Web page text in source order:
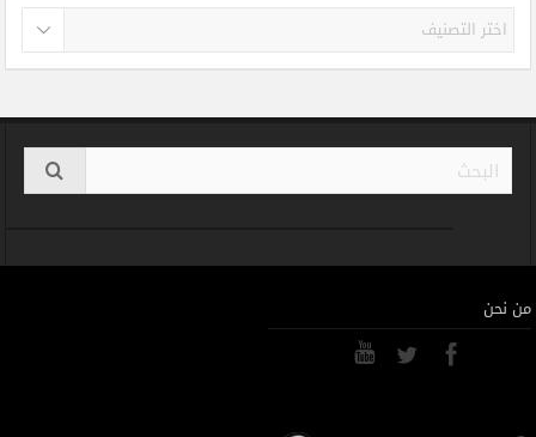
تصنيفات
من نحن